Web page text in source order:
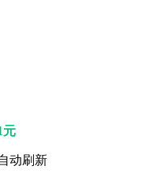
元
动刷新